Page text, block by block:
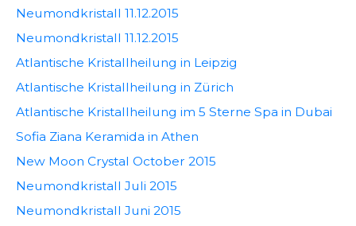
Neumondkristall 11.12.2015
Neumondkristall 11.12.2015
Atlantische Kristallheilung in Leipzig
Atlantische Kristallheilung in Zürich
Atlantische Kristallheilung im 5 Sterne Spa in Dubai
Sofia Ziana Keramida in Athen
New Moon Crystal October 2015
Neumondkristall Juli 2015
Neumondkristall Juni 2015